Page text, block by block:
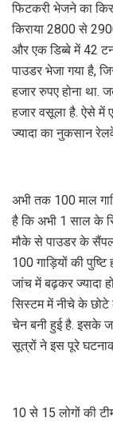
फिटकरी भेजने का
किराया 2800 से
और एक डिब्बे में 42 टन
पाउडर भेजा गया है,
हजार रुपए होना था.
हजार वसूला है. ऐसे में
ज्यादा का नुकसान
अभी तक 100 माल
है कि अभी 1 साल के
मौके से पाउडर के
100 गाड़ियों की
जांच में बढ़कर ज्यादा
सिस्टम में नीचे के छोटे
चेन बनी हुई है. इसके
सूत्रों ने इस पूरे
10 से 15 लोगों की